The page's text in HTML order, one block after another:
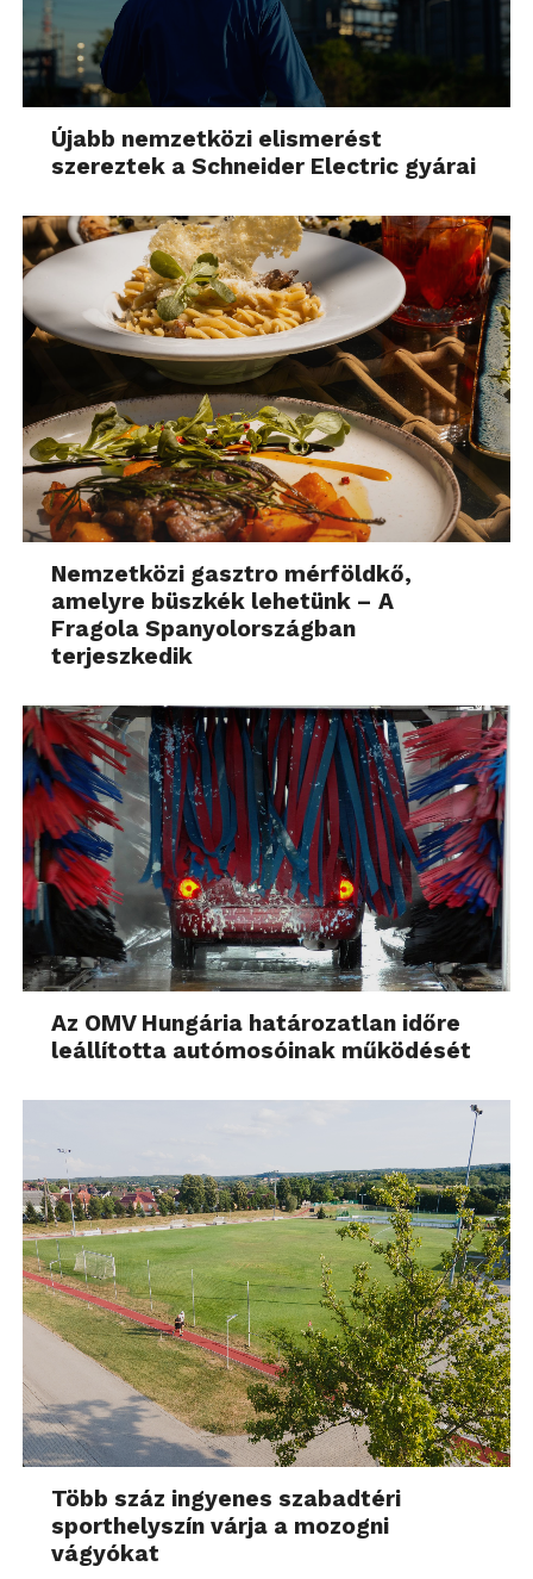
Újabb nemzetközi elismerést
szereztek a Schneider Electric gyárai
Nemzetközi gasztro mérföldkő,
amelyre büszkék lehetünk – A
Fragola Spanyolországban
terjeszkedik
Az OMV Hungária határozatlan időre
leállította autómosóinak működését
Több száz ingyenes szabadtéri
sporthelyszín várja a mozogni
vágyókat